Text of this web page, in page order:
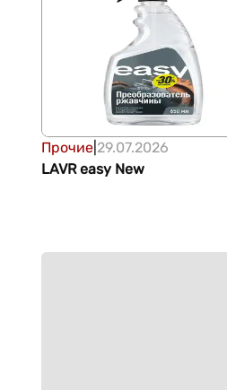
Прочие| 29.07.2026
LAVR easy New